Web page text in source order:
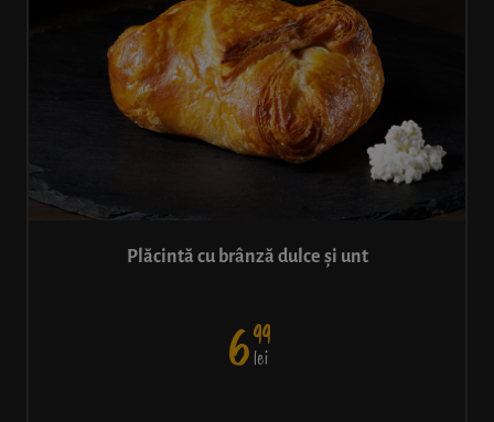
Plăcintă cu brânză dulce și unt
699
lei